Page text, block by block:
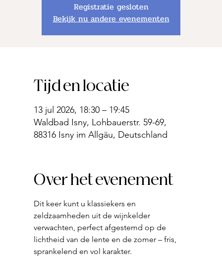
Registratie gesloten
Bekijk nu andere evenementen
Tijd en locatie
13 jul 2026, 18:30 – 19:45
Waldbad Isny, Lohbauerstr. 59-69,
88316 Isny im Allgäu, Deutschland
Over het evenement
Dit keer kunt u klassiekers en
zeldzaamheden uit de wijnkelder
verwachten, perfect afgestemd op de
lichtheid van de lente en de zomer – fris,
sprankelend en vol karakter.